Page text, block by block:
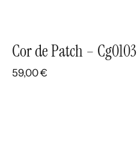
Cor de Patch – Cg0103
59,00€